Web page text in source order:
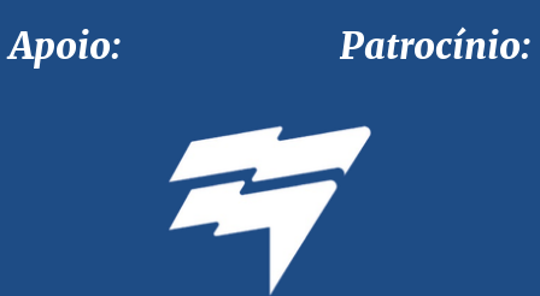
Apoio: Patrocínio: